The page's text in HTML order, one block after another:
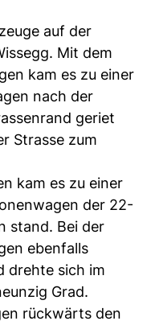
auf der
Mit dem
kam es zu einer
nach der
geriet
Strasse zum
kam es zu einer
der 22-
stand. Bei der
ebenfalls
drehte sich im
Grad.
rückwärts den